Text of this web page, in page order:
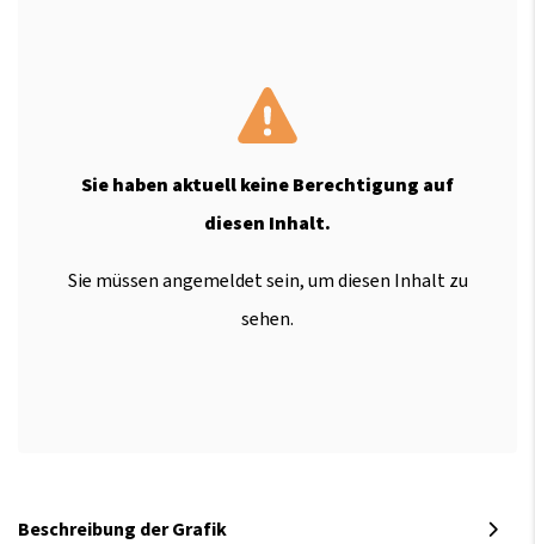
Sie haben aktuell keine Berechtigung auf
diesen Inhalt.
Sie müssen angemeldet sein, um diesen Inhalt zu
sehen.
Beschreibung der Grafik